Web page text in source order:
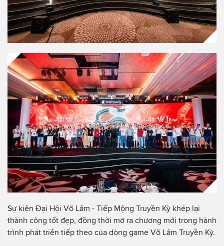
Sự kiện Đại Hội Võ Lâm - Tiếp Mộng Truyền Kỳ khép lại
thành công tốt đẹp, đồng thời mở ra chương mới trong hành
trình phát triển tiếp theo của dòng game Võ Lâm Truyền Kỳ.